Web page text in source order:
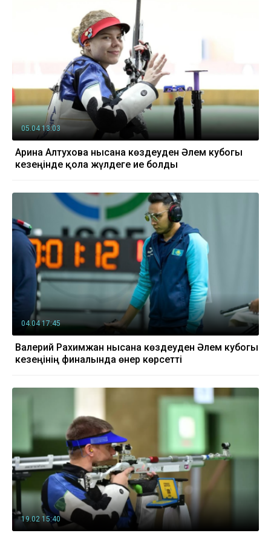
05.04 13:03
Арина Алтухова нысана көздеуден Әлем кубогы
кезеңінде қола жүлдеге ие болды
04.04 17:45
Валерий Рахимжан нысана көздеуден Әлем кубогы
кезеңінің финалында өнер көрсетті
19.02 15:40